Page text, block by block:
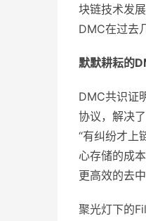
块链技术发
DMC在过去
默默耕耘的
DMC共识证
协议，解决
“有纠纷才上
心存储的成
更高效的去
聚光灯下的